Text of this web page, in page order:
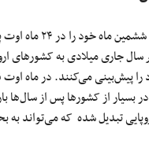
حمله روسیه
جاری میلادی به کشورهای
پیش‌بینی می‌کنند. در ماه اوت
در بسیار از کشورها پس از
تبدیل شده که می‌تواند به